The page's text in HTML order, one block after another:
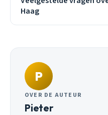
Haag
P
OVER DE AUTEUR
Pieter